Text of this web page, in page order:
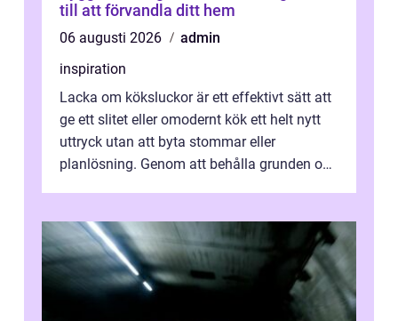
till att förvandla ditt hem
06 augusti 2026
admin
inspiration
Lacka om köksluckor är ett effektivt sätt att
ge ett slitet eller omodernt kök ett helt nytt
uttryck utan att byta stommar eller
planlösning. Genom att behålla grunden och